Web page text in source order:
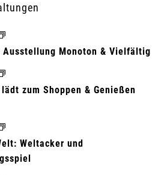
Ausstellung Monoton & Vielfältig
zum Shoppen & Genießen
Weltacker und